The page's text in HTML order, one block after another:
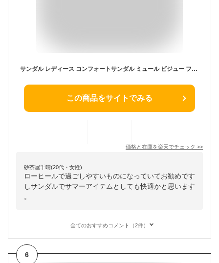
サンダル レディース コンフォートサンダル ミュール ビジュー フットベッド かわいい 歩きやすい 旅行 疲れない ローヒール スリッパサンダル フラット フラットサンダル
この商品をサイトでみる
価格と在庫を楽天でチェック >>
砂茶屋千晴(20代・女性)
ローヒールで過ごしやすいものになっていてお勧めです
しサンダルでサマーアイテムとしても快適かと思います
。
全てのおすすめコメント（2件）
6